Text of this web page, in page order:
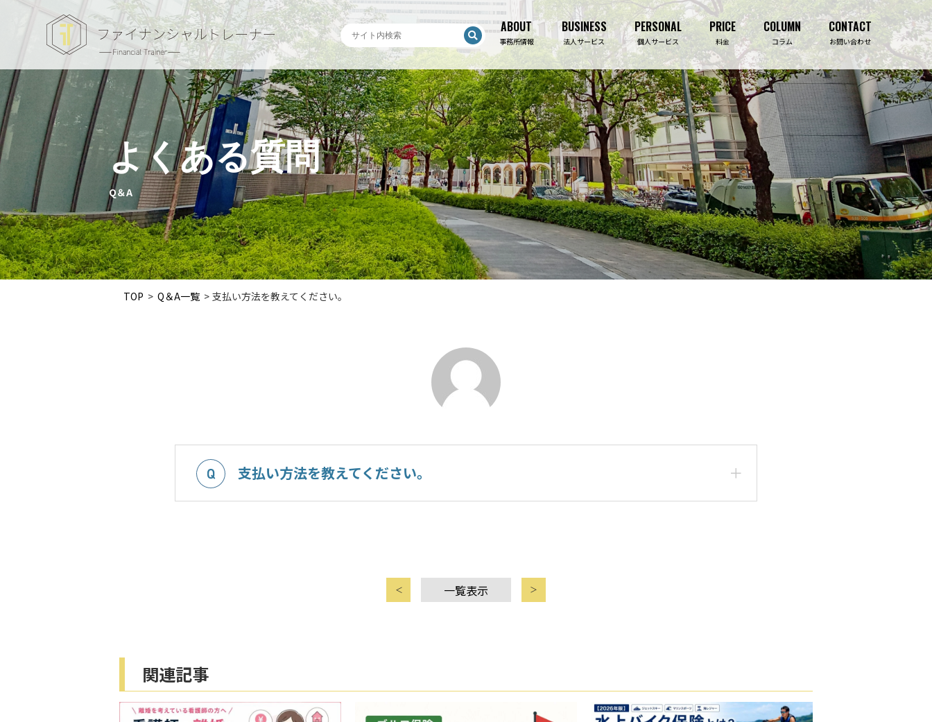
ABOUT
ABOUT
事務所情報
吉祥寺事務所
BUSINESS
BUSINESS
法人サービス
事業保障コンサルティング
決算・資金繰り対策
法人保険コンサルティング
損害保険
福利厚生導入コンサルティング
補助金・助成金サポート
PERSONAL
PERSONAL
個人サービス
ライフプランニング診断
生命保険相談
住宅購入相談
資産形成相談
介護施設紹介
セミナー・研修
PRICE
PRICE
料金
COLUMN
COLUMN
コラム
CONTACT
CONTACT
お問い合わせ
よくある質問
Q＆A
TOP > Q＆A一覧 > 支払い方法を教えてください。
支払い方法を教えてください。
一覧表示
関連記事